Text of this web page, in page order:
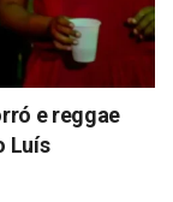
e reggae
Luís